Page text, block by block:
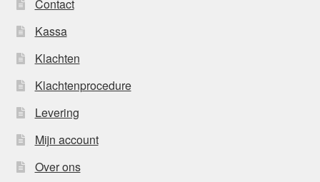
Contact
Kassa
Klachten
Klachtenprocedure
Levering
Mijn account
Over ons